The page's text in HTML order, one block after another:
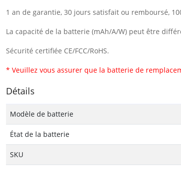
1 an de garantie, 30 jours satisfait ou remboursé,
La capacité de la batterie (mAh/A/W) peut être
Sécurité certifiée CE/FCC/RoHS.
* Veuillez vous assurer que la batterie de
Détails
Modèle de batterie
État de la batterie
SKU